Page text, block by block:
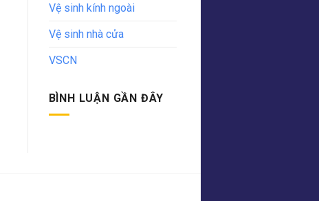
Vệ sinh kính ngoài
Vệ sinh nhà cửa
VSCN
BÌNH LUẬN GẦN ĐÂY